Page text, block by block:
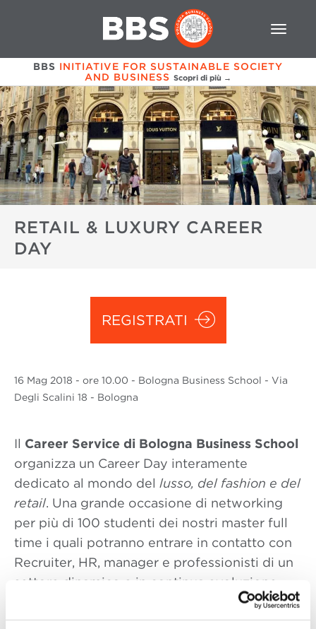
BBS INITIATIVE FOR SUSTAINABLE SOCIETY
AND BUSINESS Scopri di più →
RETAIL & LUXURY CAREER
DAY
REGISTRATI
16 Mag 2018 - ore 10.00 - Bologna Business School - Via
Degli Scalini 18 - Bologna
Il Career Service di Bologna Business School
organizza un Career Day interamente
dedicato al mondo del lusso, del fashion e del
retail. Una grande occasione di networking
per più di 100 studenti dei nostri master full
time i quali potranno entrare in contatto con
Recruiter, HR, manager e professionisti di un
settore dinamico e in continua evoluzione,
opportunità.